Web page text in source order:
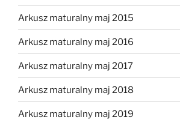
Arkusz maturalny maj 2015
Arkusz maturalny maj 2016
Arkusz maturalny maj 2017
Arkusz maturalny maj 2018
Arkusz maturalny maj 2019